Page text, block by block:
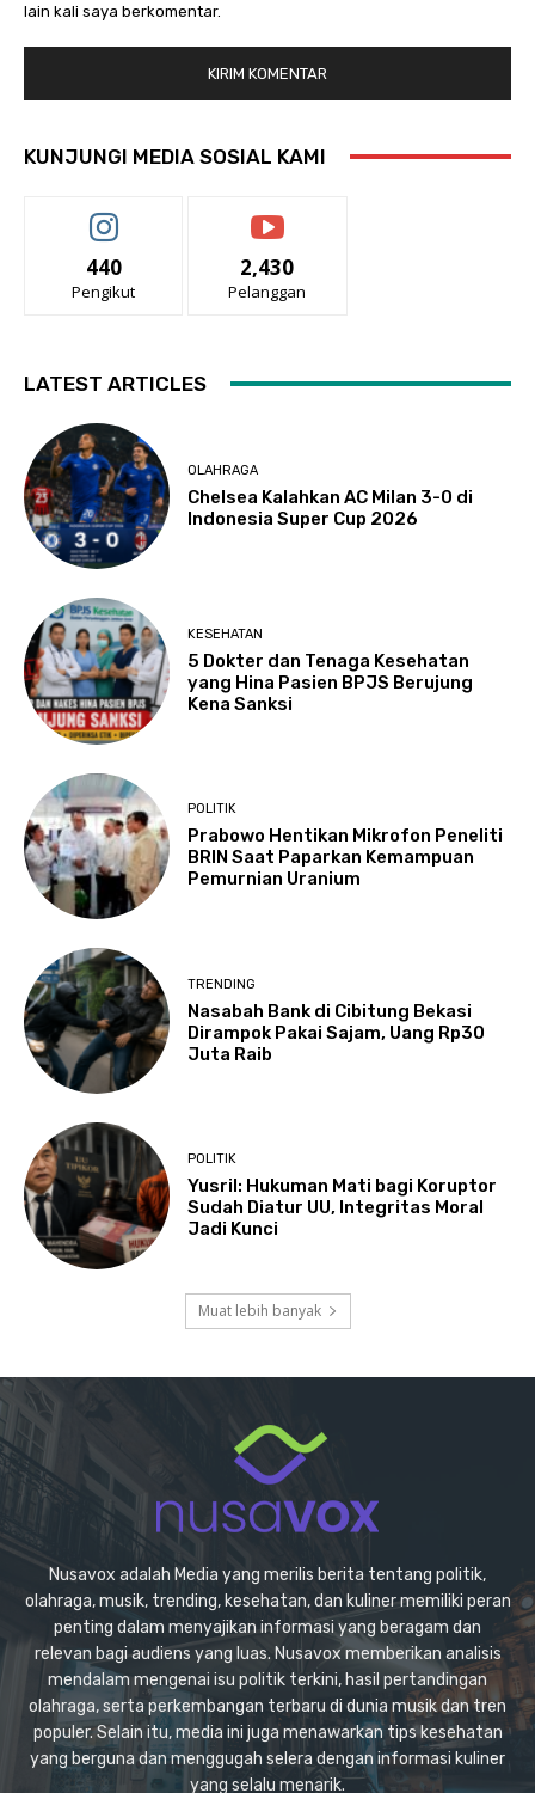
lain kali saya berkomentar.
KUNJUNGI MEDIA SOSIAL KAMI
440
Pengikut
2,430
Pelanggan
LATEST ARTICLES
OLAHRAGA
Chelsea Kalahkan AC Milan 3-0 di
Indonesia Super Cup 2026
KESEHATAN
5 Dokter dan Tenaga Kesehatan
yang Hina Pasien BPJS Berujung
Kena Sanksi
POLITIK
Prabowo Hentikan Mikrofon Peneliti
BRIN Saat Paparkan Kemampuan
Pemurnian Uranium
TRENDING
Nasabah Bank di Cibitung Bekasi
Dirampok Pakai Sajam, Uang Rp30
Juta Raib
POLITIK
Yusril: Hukuman Mati bagi Koruptor
Sudah Diatur UU, Integritas Moral
Jadi Kunci
Muat lebih banyak
Nusavox adalah Media yang merilis berita tentang politik,
olahraga, musik, trending, kesehatan, dan kuliner memiliki peran
penting dalam menyajikan informasi yang beragam dan
relevan bagi audiens yang luas. Nusavox memberikan analisis
mendalam mengenai isu politik terkini, hasil pertandingan
olahraga, serta perkembangan terbaru di dunia musik dan tren
populer. Selain itu, media ini juga menawarkan tips kesehatan
yang berguna dan menggugah selera dengan informasi kuliner
yang selalu menarik.